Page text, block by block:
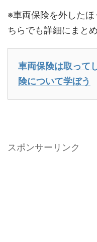
※車両保険を外した
ちらでも詳細にまと
車両保険は取って
険について学ぼう
スポンサーリンク